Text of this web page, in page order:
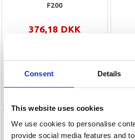
Consent Details
This website uses cookies
We use cookies to personalise
provide social media features and
F200
376,18 DKK
Kun få stk. tilbage